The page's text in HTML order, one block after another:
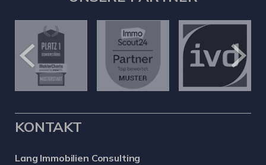
KONTAKT
Lang Immobilien Consulting